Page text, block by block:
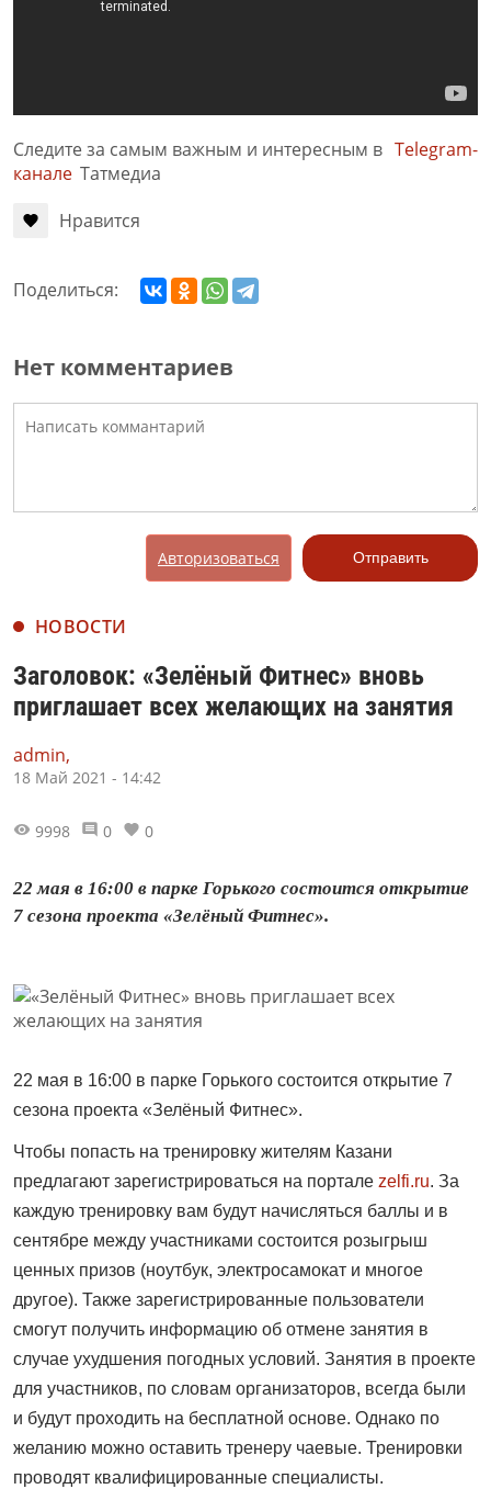
Следите за самым важным и интересным в Telegram-
канале Татмедиа
Нравится
Поделиться:
Нет комментариев
Авторизоваться Отправить
НОВОСТИ
Заголовок: «Зелёный Фитнес» вновь
приглашает всех желающих на занятия
admin,
18 Май 2021 - 14:42
9998 0 0
22 мая в 16:00 в парке Горького состоится открытие
7 сезона проекта «Зелёный Фитнес».
22 мая в 16:00 в парке Горького состоится открытие 7
сезона проекта «Зелёный Фитнес».
Чтобы попасть на тренировку жителям Казани
предлагают зарегистрироваться на портале zelfi.ru. За
каждую тренировку вам будут начисляться баллы и в
сентябре между участниками состоится розыгрыш
ценных призов (ноутбук, электросамокат и многое
другое). Также зарегистрированные пользователи
смогут получить информацию об отмене занятия в
случае ухудшения погодных условий. Занятия в проекте
для участников, по словам организаторов, всегда были
и будут проходить на бесплатной основе. Однако по
желанию можно оставить тренеру чаевые. Тренировки
проводят квалифицированные специалисты.